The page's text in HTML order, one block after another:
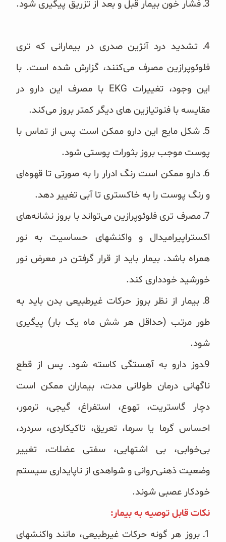
‏3ـ فشار خون بیمار قبل و بعد از تزریق پیگیری شود.
‏4ـ تشدید درد آنژین صدری در بیمارانی که تری
فلوئوپرازین مصرف می‌کنند، گزارش شده است. با
این وجود، تغییرات ‏EKG‏ با مصرف این دارو در
مقایسه با فنوتیازین های دیگر کمتر بروز می‌کند.
‏5ـ شکل مایع این دارو ممکن است پس از تماس با
پوست موجب بروز بثورات پوستی شود.
‏6ـ‌ دارو ممکن است رنگ ادرار را به صورتی تا قهوه‌ای
و رنگ پوست را به خاکستری تا آبی تغییر دهد.
‏7ـ‌ مصرف تری فلوئوپرازین می‌تواند با بروز نشانه‌های
اکستراپیرامیدال و واکنشهای حساسیت به نور
همراه باشد. بیمار ‏باید از قرار گرفتن در معرض نور
خورشید خودداری کند.
‏8ـ بیمار از نظر بروز حرکات غیرطبیعی بدن باید به
طور مرتب (حداقل هر شش ماه یک بار) پیگیری
شود.
‏9ـ‌دوز دارو به آهستگی کاسته شود. پس از قطع
ناگهانی درمان طولانی مدت، بیماران ممکن است
دچار گاستریت، ‌تهوع، ‏‏‌استفراغ، ‌گیجی، ترمور،
احساس گرما یا سرما، تعریق، تاکیکاردی، ‌سردرد،
بی‌خوابی، بی اشتهایی، سفتی عضلات، تغییر
‏وضعیت ذهنی-روانی و شواهدی از ناپایداری سیستم
خودکار عصبی شوند.
نکات قابل توصیه به بیمار:‏
‏1ـ بروز هر گونه حرکات غیرطبیعی، مانند واکنشهای